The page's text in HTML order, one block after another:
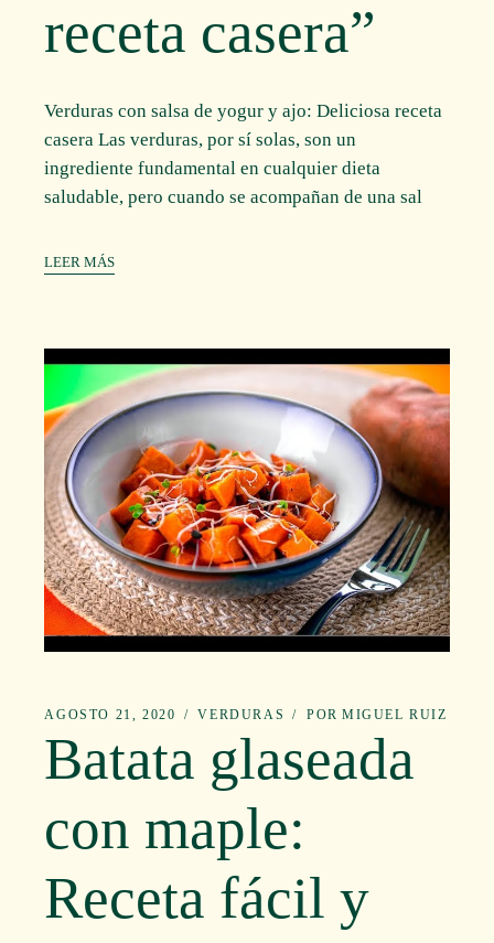
receta casera”
Verduras con salsa de yogur y ajo: Deliciosa receta
casera Las verduras, por sí solas, son un
ingrediente fundamental en cualquier dieta
saludable, pero cuando se acompañan de una sal
LEER MÁS
AGOSTO 21, 2020 VERDURAS POR MIGUEL RUIZ
Batata glaseada
con maple:
Receta fácil y